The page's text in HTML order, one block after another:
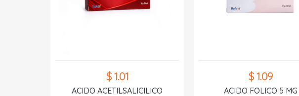
$ 1.01
ACIDO ACETILSALICILICO
$ 1.09
ACIDO FOLICO 5 MG